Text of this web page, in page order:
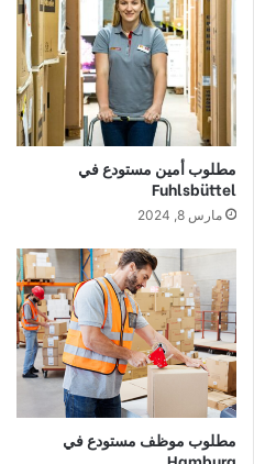
مطلوب أمين مستودع في
Fuhlsbüttel
مارس 8, 2024
مطلوب موظف مستودع في